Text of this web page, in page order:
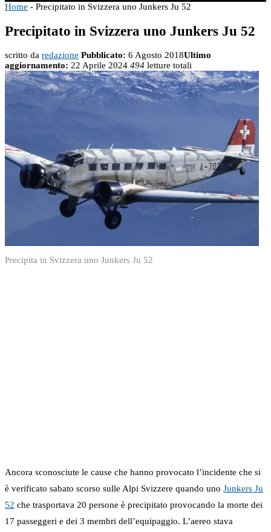
Home - Precipitato in Svizzera uno Junkers Ju 52
Precipitato in Svizzera uno Junkers Ju 52
scritto da redazione Pubblicato: 6 Agosto 2018Ultimo
aggiornamento: 22 Aprile 2024 494 letture totali
Precipita in Svizzera uno Junkers Ju 52
Ancora sconosciute le cause che hanno provocato l’incidente che si
è verificato sabato scorso sulle Alpi Svizzere quando uno Junkers Ju
52 che trasportava 20 persone è precipitato provocando la morte dei
17 passeggeri e dei 3 membri dell’equipaggio. L’aereo stava